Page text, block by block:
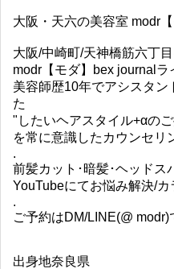
大阪・天六の美容室 modr
大阪/中崎町/天神橋筋六丁
modr【モダ】bex journalラ
美容師歴10年でアシスタン
た
"したいヘアスタイル+αの
を常に意識したカウンセ
.
前髪カット･暗髪･ヘッドス
YouTubeにてお悩み解決/
.
ご予約はDM/LINE(@ modr)
出身地奈良県